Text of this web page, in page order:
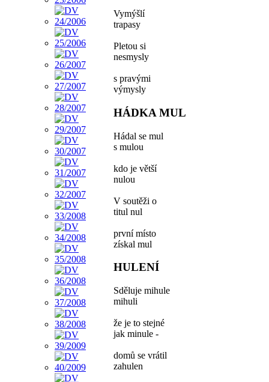
Vymýšlí
trapasy
Pletou si
nesmysly
s pravými
výmysly
HÁDKA MUL
Hádal se mul
s mulou
kdo je větší
nulou
V soutěži o
titul nul
první místo
získal mul
HULENÍ
Sděluje mihule
mihuli
že je to stejné
jak minule -
domů se vrátil
zahulen